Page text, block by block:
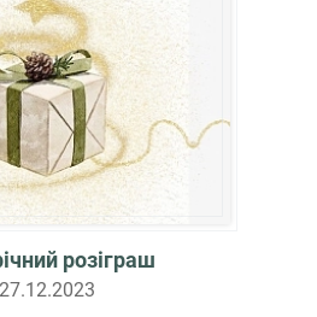
розіграш
27.12.2023